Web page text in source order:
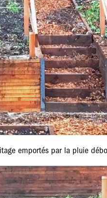
emportés par la pluie